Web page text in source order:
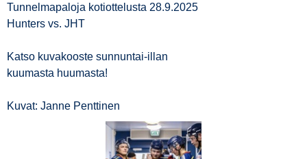
Tunnelmapaloja kotiottelusta 28.9.2025
Hunters vs. JHT
Katso kuvakooste sunnuntai-illan
kuumasta huumasta!
Kuvat: Janne Penttinen